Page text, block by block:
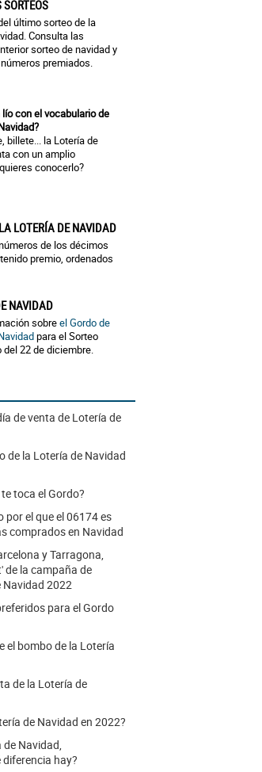
último sorteo de la
Consulta las
sorteo de navidad y
premiados.
con el vocabulario de
billete... la Lotería de
con un amplio
conocerlo?
LOTERÍA DE NAVIDAD
de los décimos
premio, ordenados
NAVIDAD
sobreel Gordo de
para el Sorteo
del 22 de diciembre.
de venta de Lotería de
de la Lotería de Navidad
toca el Gordo?
por el que el 06174 es
comprados en Navidad
y Tarragona,
de la campaña de
Navidad 2022
para el Gordo
el bombo de la Lotería
de la Lotería de
de Navidad en 2022?
de Navidad,
hay?